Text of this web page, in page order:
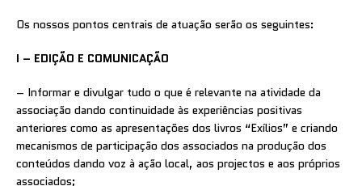
Os nossos pontos centrais de atuação serão os seguintes:
I – EDIÇÃO E COMUNICAÇÃO
– Informar e divulgar tudo o que é relevante na atividade da
associação dando continuidade às experiências positivas
anteriores como as apresentações dos livros “Exílios” e criando
mecanismos de participação dos associados na produção dos
conteúdos dando voz à ação local, aos projectos e aos próprios
associados;